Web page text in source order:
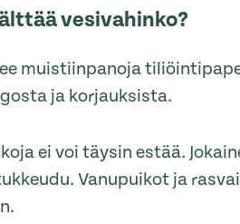
vesivahinko?
muistiinpanoja
ja korjauksista.
ei voi täysin estää.
Vanupuikot ja